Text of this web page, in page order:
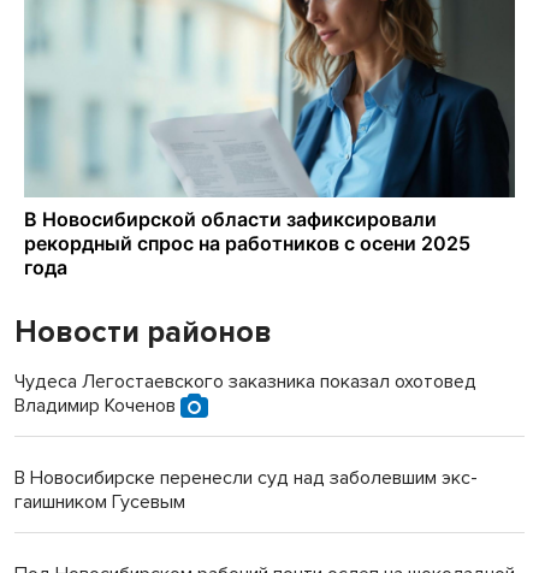
Новости районов
Чудеса Легостаевского заказника показал охотовед
Владимир Коченов
В Новосибирске перенесли суд над заболевшим экс-
гаишником Гусевым